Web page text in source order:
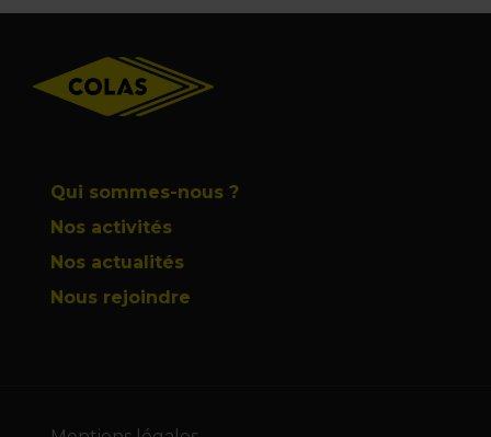
Qui sommes-nous ?
Nos activités
Nos actualités
Nous rejoindre